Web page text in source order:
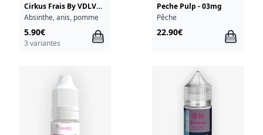
Cirkus Frais By VDLV
10ml
Absinthe, anis, pomme
5.90€
3 variantes
Peche Pulp - 03mg
Pêche
22.90€